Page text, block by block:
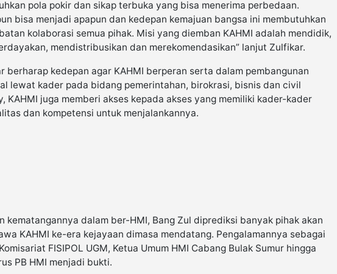
pola pokir dan sikap terbuka yang bisa menerima perbedaan.
bisa menjadi apapun dan kedepan kemajuan bangsa ini membutuhkan
kolaborasi semua pihak. Misi yang diemban KAHMI adalah mendidik,
mendistribusikan dan merekomendasikan” lanjut Zulfikar.
berharap kedepan agar KAHMI berperan serta dalam pembangunan
lewat kader pada bidang pemerintahan, birokrasi, bisnis dan civil
KAHMI juga memberi akses kepada akses yang memiliki kader-kader
dan kompetensi untuk menjalankannya.
kematangannya dalam ber-HMI, Bang Zul diprediksi banyak pihak akan
KAHMI ke-era kejayaan dimasa mendatang. Pengalamannya sebagai
FISIPOL UGM, Ketua Umum HMI Cabang Bulak Sumur hingga
PB HMI menjadi bukti.